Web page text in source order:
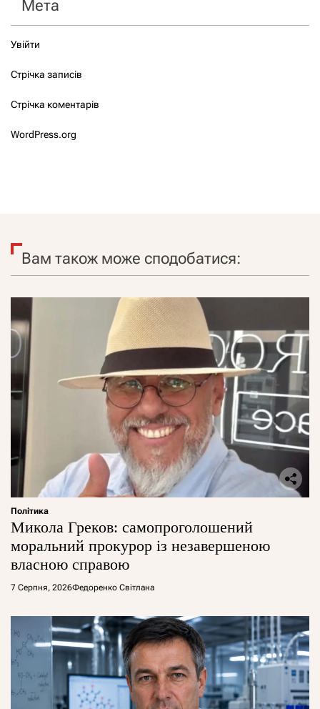
Мета
Увійти
Стрічка записів
Стрічка коментарів
WordPress.org
Вам також може сподобатися:
Політика
Микола Греков: самопроголошений
моральний прокурор із незавершеною
власною справою
7 Серпня, 2026Федоренко Світлана